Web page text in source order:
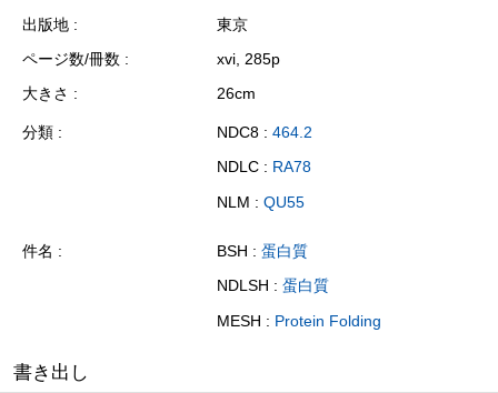
出版地
東京
ページ数/冊数
xvi, 285p
大きさ
26cm
分類 NDC8 : 464.2
NDLC : RA78
NLM : QU55
件名 BSH : 蛋白質
NDLSH : 蛋白質
MESH : Protein Folding
書き出し